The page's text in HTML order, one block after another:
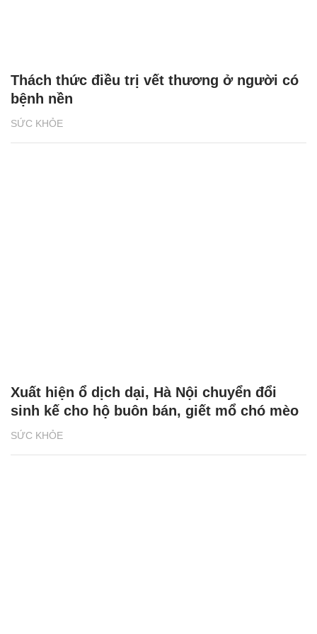
SỨC KHỎE
Thách thức điều trị vết thương ở người có
bệnh nền
SỨC KHỎE
Xuất hiện ổ dịch dại, Hà Nội chuyển đổi
sinh kế cho hộ buôn bán, giết mổ chó mèo